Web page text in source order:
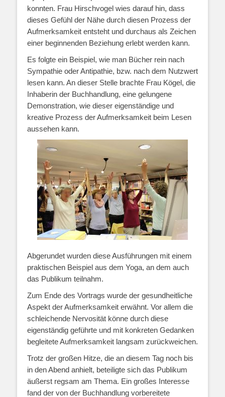
konnten. Frau Hirschvogel wies darauf hin, dass
dieses Gefühl der Nähe durch diesen Prozess der
Aufmerksamkeit entsteht und durchaus als Zeichen
einer beginnenden Beziehung erlebt werden kann.
Es folgte ein Beispiel, wie man Bücher rein nach
Sympathie oder Antipathie, bzw. nach dem Nutzwert
lesen kann. An dieser Stelle brachte Frau Kögel, die
Inhaberin der Buchhandlung, eine gelungene
Demonstration, wie dieser eigenständige und
kreative Prozess der Aufmerksamkeit beim Lesen
aussehen kann.
Abgerundet wurden diese Ausführungen mit einem
praktischen Beispiel aus dem Yoga, an dem auch
das Publikum teilnahm.
Zum Ende des Vortrags wurde der gesundheitliche
Aspekt der Aufmerksamkeit erwähnt. Vor allem die
schleichende Nervosität könne durch diese
eigenständig geführte und mit konkreten Gedanken
begleitete Aufmerksamkeit langsam zurückweichen.
Trotz der großen Hitze, die an diesem Tag noch bis
in den Abend anhielt, beteiligte sich das Publikum
äußerst regsam am Thema. Ein großes Interesse
fand der von der Buchhandlung vorbereitete